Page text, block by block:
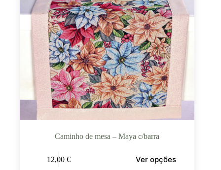
Caminho de mesa – Maya c/barra
12,00 € Ver opções